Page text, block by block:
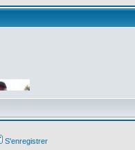
S'enregistrer